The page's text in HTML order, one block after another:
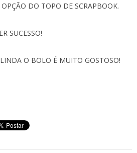
DO TOPO DE SCRAPBOOK.
SUCESSO!
O BOLO É MUITO GOSTOSO!